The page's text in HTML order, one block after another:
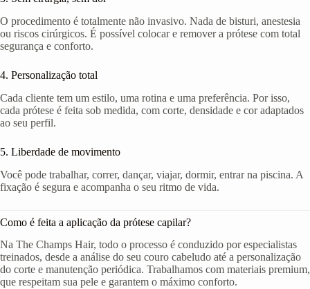
O procedimento é totalmente não invasivo. Nada de bisturi, anestesia
ou riscos cirúrgicos. É possível colocar e remover a prótese com total
segurança e conforto.
4. Personalização total
Cada cliente tem um estilo, uma rotina e uma preferência. Por isso,
cada prótese é feita sob medida, com corte, densidade e cor adaptados
ao seu perfil.
5. Liberdade de movimento
Você pode trabalhar, correr, dançar, viajar, dormir, entrar na piscina. A
fixação é segura e acompanha o seu ritmo de vida.
Como é feita a aplicação da prótese capilar?
Na The Champs Hair, todo o processo é conduzido por especialistas
treinados, desde a análise do seu couro cabeludo até a personalização
do corte e manutenção periódica. Trabalhamos com materiais premium,
que respeitam sua pele e garantem o máximo conforto.